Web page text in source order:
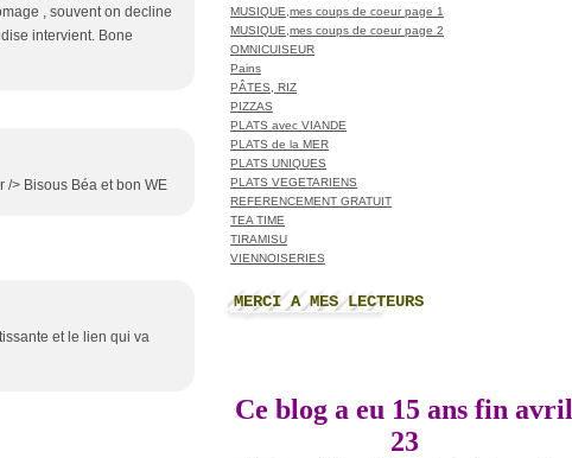
, souvent on decline
intervient. Bone
/> Bisous Béa et bon WE
et le lien qui va
MUSIQUE,mes coups de coeur page 1
MUSIQUE,mes coups de coeur page 2
OMNICUISEUR
Pains
PÂTES, RIZ
PIZZAS
PLATS avec VIANDE
PLATS de la MER
PLATS UNIQUES
PLATS VEGETARIENS
REFERENCEMENT GRATUIT
TEA TIME
TIRAMISU
VIENNOISERIES
MERCI A MES LECTEURS
Ce blog a eu 15 ans fin avril
23